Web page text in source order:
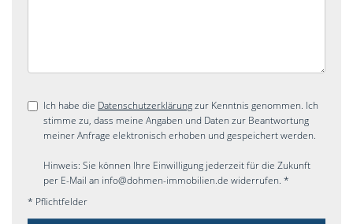
Ich habe die Datenschutzerklärungzur Kenntnis genommen. Ich
stimme zu, dass meine Angaben und Daten zur Beantwortung
meiner Anfrage elektronisch erhoben und gespeichert werden.
Hinweis: Sie können Ihre Einwilligung jederzeit für die Zukunft
per E-Mail an info@dohmen-immobilien.de widerrufen. *
* Pflichtfelder